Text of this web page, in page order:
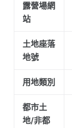
露營場網
站
土地座落
地號
用地類別
都市土
地/非都